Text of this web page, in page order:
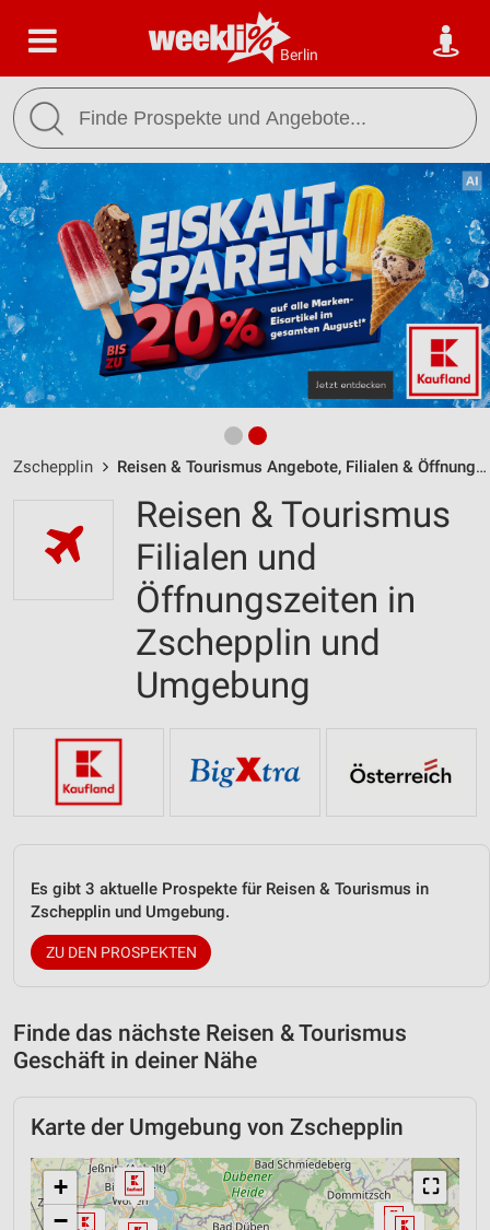
Berlin
Zschepplin Reisen & Tourismus Angebote, Filialen & Öffnungszeiten
Reisen & Tourismus
Filialen und
Öffnungszeiten in
Zschepplin und
Umgebung
Es gibt 3 aktuelle Prospekte für Reisen & Tourismus in
Zschepplin und Umgebung.
ZU DEN PROSPEKTEN
Finde das nächste Reisen & Tourismus
Geschäft in deiner Nähe
Karte der Umgebung von Zschepplin
⛶
+
−